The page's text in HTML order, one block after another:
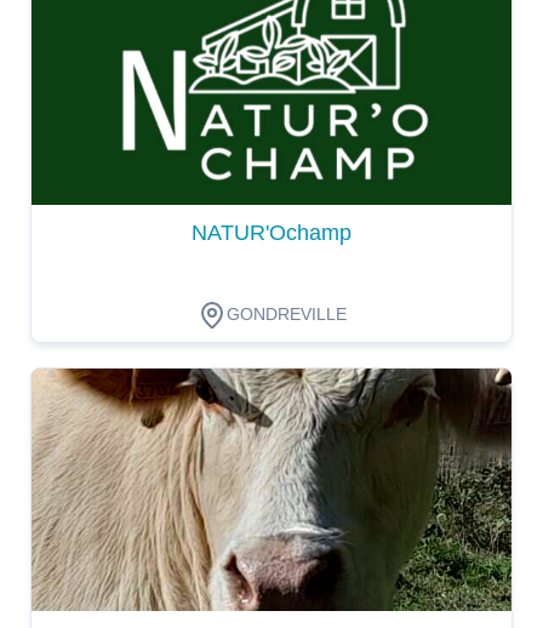
NATUR'Ochamp
GONDREVILLE
Dégustation